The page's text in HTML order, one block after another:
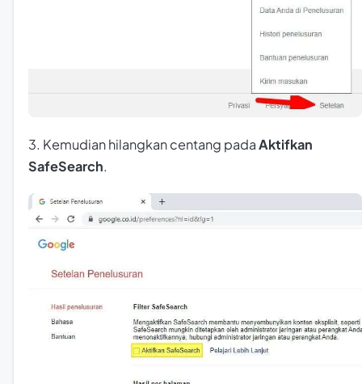
3. Kemudian hilangkan centang padaAktifkan
SafeSearch.